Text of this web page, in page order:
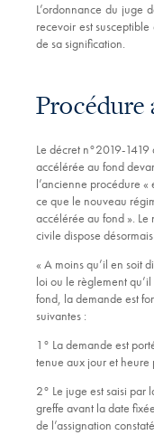
L’ordonnance du juge
recevoir est
de sa signification.
Procédure
Le décret n°2019-
accélérée au fond
l’ancienne procédure
ce que le nouveau
accélérée au fond ».
civile dispose
« A moins qu’il en soit
loi ou le règlement
fond, la demande est
suivantes :
1° La demande est
tenue aux jour et heure
2° Le juge est saisi par
greffe avant la date
de l’assignation